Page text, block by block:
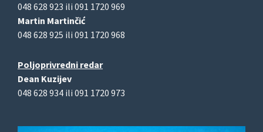
048 628 923 ili 091 1720 969
Martin Martinčić
048 628 925 ili 091 1720 968
Poljoprivredni redar
Dean Kuzijev
048 628 934 ili 091 1720 973